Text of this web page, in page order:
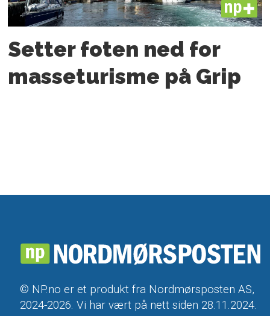
PLUS
Setter foten ned for
masseturisme på Grip
© NP.no er et produkt fra Nordmørsposten AS,
2024-2026. Vi har vært på nett siden 28.11.2024.